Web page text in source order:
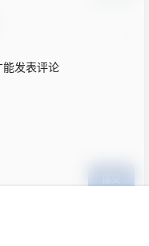
发表评论